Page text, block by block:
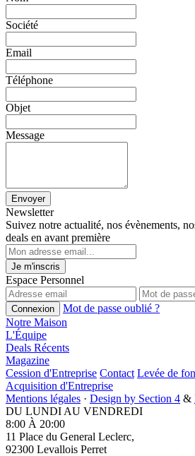
Société
Email
Téléphone
Objet
Message
Envoyer
Newsletter
Suivez notre actualité, nos évènements,
deals en avant première
Je m'inscris
Espace Personnel
Connexion
Mot de passe oublié ?
Notre Maison
L'Équipe
Deals Récents
Magazine
Cession d'Entreprise Contact Levée de
Acquisition d'Entreprise
Mentions légales · Design by Section 4 &
DU LUNDI AU VENDREDI
8:00 À 20:00
11 Place du General Leclerc,
92300 Levallois Perret